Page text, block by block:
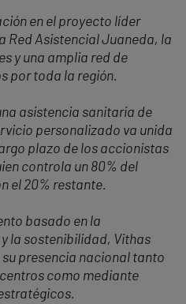
en el proyecto líder
Red Asistencial Juaneda, la
y una amplia red de
por toda la región.
asistencia sanitaria de
personalizado va unida
plazo de los accionistas
controla un 80% del
el 20% restante.
basado en la
la sostenibilidad, Vithas
presencia nacional tanto
como mediante